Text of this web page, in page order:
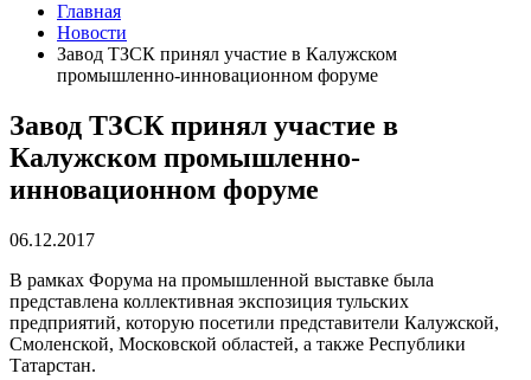
Главная
Новости
Завод ТЗСК принял участие в Калужском
промышленно-инновационном форуме
Завод ТЗСК принял участие в
Калужском промышленно-
инновационном форуме
06.12.2017
В рамках Форума на промышленной выставке была
представлена коллективная экспозиция тульских
предприятий, которую посетили представители Калужской,
Смоленской, Московской областей, а также Республики
Татарстан.